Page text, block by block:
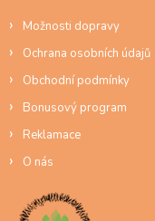
Možnosti dopravy
Ochrana osobních údajů
Obchodní podmínky
Bonusový program
Reklamace
O nás